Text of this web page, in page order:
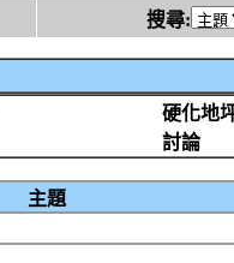
搜尋:
硬化地
討論
主題